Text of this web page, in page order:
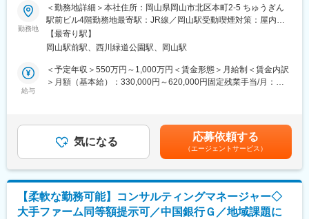
る、生産性向上等の社員意識向上に繋がっています。
変更の範囲：会社の定める業務
本ポジションは地域が抱えるデジタルインフラの整備や人材の不
足と移住・定住促進など、先進的なプロジェクトに関わることが
できます。 課題が山積している地方というフィールドで、自治体
や企業とコミュニケーションを取りながら業務を進めていく、社
会貢献性の高い仕事です。
■業務概要
す。
■具体的な業務
・資料作成（パワーポイント等）やプロジェクトの議事録作成
・マネージャーの補佐業務
勤務地
＜勤務地詳細＞本社住所：岡山県岡山市北区本町2-5 ちゅうぎん
駅前ビル4階勤務地最寄駅：JR線／岡山駅受動喫煙対策：屋内全
面禁煙変更の範囲：無
【最寄り駅】
岡山駅前駅、西川緑道公園駅、岡山駅
給与
＜予定年収＞550万円～1,000万円＜賃金形態＞月給制＜賃金内訳
＞月額（基本給）：330,000円～620,000円固定残業手当/月：
予定年収はあくまでも目安の金額であり、選考を通じて上下する
可能性があります。※上記年収には30時間/月分の固定残業代を含
んでいます。■昇給：年1回■賞与：年2回ご本人のパフォーマンス
に応じ積極的に昇給・昇進します。賃金はあくまでも目安の金額
であり、選考を通じて上下する可能性があります。月給(月額)は固
定手当を含めた表記です。
気になる 応募依頼する
（エージェントサービス）
【柔軟な勤務可能】コンサルティングマネージャー◇
大手ファーム同等額提示可／中国銀行Ｇ／地域課題に